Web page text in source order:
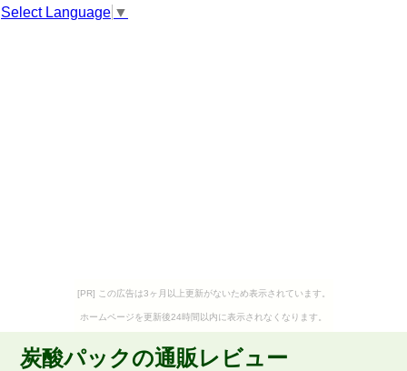
Select Language ▼
[PR] この広告は3ヶ月以上更新がないため表示されています。
ホームページを更新後24時間以内に表示されなくなります。
炭酸パックの通販レビュー